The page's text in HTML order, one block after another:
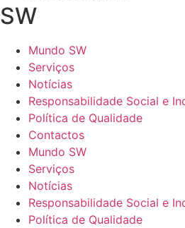
SW
Mundo SW
Serviços
Notícias
Responsabilidade Social e
Política de Qualidade
Contactos
Mundo SW
Serviços
Notícias
Responsabilidade Social e
Política de Qualidade